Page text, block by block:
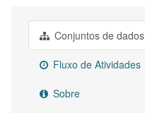
Conjuntos de dados
Fluxo de Atividades
Sobre